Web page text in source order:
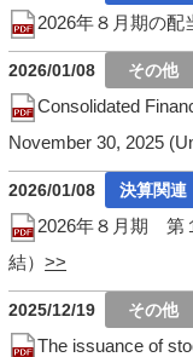
2026年８月期の配
2026/01/08
Consolidated
November 30, 2025
2026/01/08
2026年８月期 第
結）
2025/12/19
The issuance of